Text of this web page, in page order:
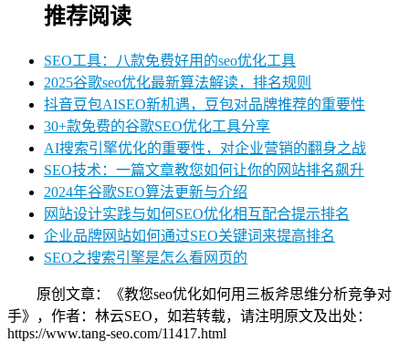
推荐阅读
SEO工具：八款免费好用的seo优化工具
2025谷歌seo优化最新算法解读，排名规则
抖音豆包AISEO新机遇，豆包对品牌推荐的重要性
30+款免费的谷歌SEO优化工具分享
AI搜索引擎优化的重要性，对企业营销的翻身之战
SEO技术：一篇文章教您如何让你的网站排名飙升
2024年谷歌SEO算法更新与介绍
网站设计实践与如何SEO优化相互配合提示排名
企业品牌网站如何通过SEO关键词来提高排名
SEO之搜索引擎是怎么看网页的
原创文章：《教您seo优化如何用三板斧思维分析竞争对
手》，作者：林云SEO，如若转载，请注明原文及出处：
https://www.tang-seo.com/11417.html